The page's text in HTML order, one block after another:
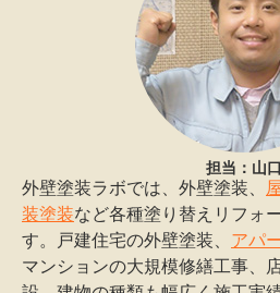
担当：山口
外壁塗装ラボでは、外壁塗装、
装塗装など各種塗り替えリフォ
す。戸建住宅の外壁塗装、 アパ
マンションの大規模修繕工事、